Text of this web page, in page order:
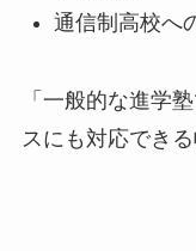
通信制高校へ
「一般的な進学
スにも対応でき